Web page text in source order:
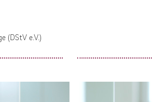
(DStV e.V.)